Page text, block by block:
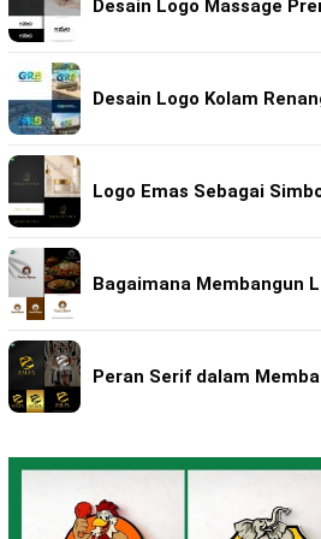
Desain Logo Massage
Desain Logo Kolam
Logo Emas Sebagai
Bagaimana Membangun
Peran Serif dalam